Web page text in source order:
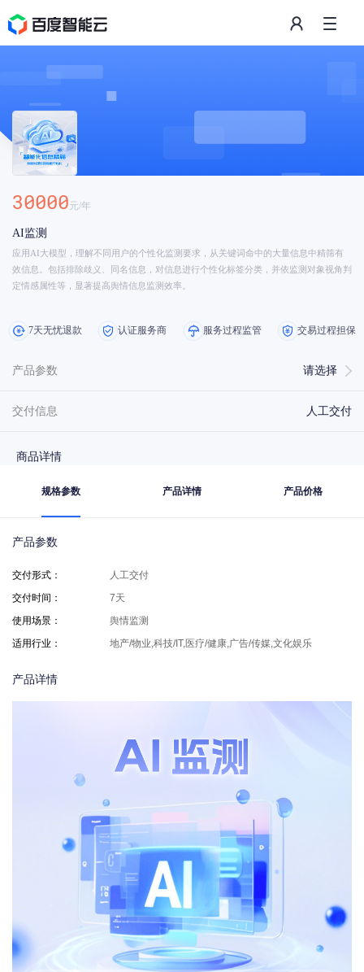
30000元/年
AI监测
应用AI大模型，理解不同用户的个性化监测要求，从关键词命中的大量信息中精筛有
效信息。包括排除歧义、同名信息，对信息进行个性化标签分类，并依监测对象视角判
定情感属性等，显著提高舆情信息监测效率。
7天无忧退款 认证服务商 服务过程监管 交易过程担保
产品参数 请选择
交付信息 人工交付
商品详情
规格参数 产品详情 产品价格
产品参数
交付形式 ：
人工交付
交付时间 ：
7天
使用场景 ：
舆情监测
适用行业 ： 地产/物业,科技/IT,医疗/健康,广告/传媒,文化娱乐
产品详情